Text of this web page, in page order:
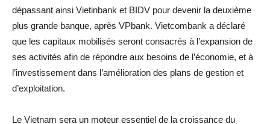
dépassant ainsi Vietinbank et BIDV pour devenir la deuxième
plus grande banque, après VPbank. Vietcombank a déclaré
que les capitaux mobilisés seront consacrés à l’expansion de
ses activités afin de répondre aux besoins de l’économie, et à
l’investissement dans l’amélioration des plans de gestion et
d’exploitation.
Le Vietnam sera un moteur essentiel de la croissance du